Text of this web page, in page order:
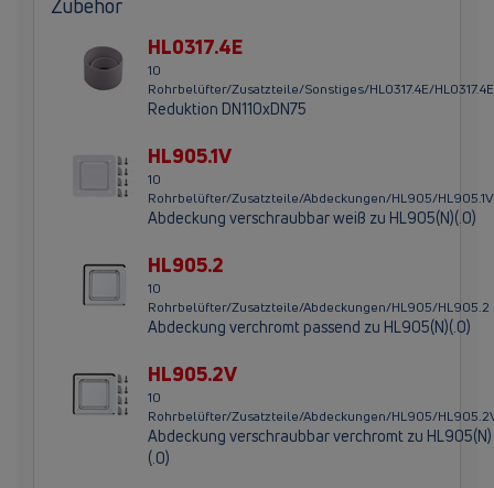
Zubehör
HL0317.4E
10
Rohrbelüfter/Zusatzteile/Sonstiges/HL0317.4E/HL0317.4E
Reduktion DN110xDN75
HL905.1V
10
Rohrbelüfter/Zusatzteile/Abdeckungen/HL905/HL905.1V
Abdeckung verschraubbar weiß zu HL905(N)(.0)
HL905.2
10
Rohrbelüfter/Zusatzteile/Abdeckungen/HL905/HL905.2
Abdeckung verchromt passend zu HL905(N)(.0)
HL905.2V
10
Rohrbelüfter/Zusatzteile/Abdeckungen/HL905/
Abdeckung verschraubbar verchromt zu HL905(N)
(.0)